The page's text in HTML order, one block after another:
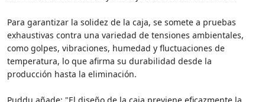
Para garantizar la solidez de la caja, se somete a pruebas
exhaustivas contra una variedad de tensiones ambientales,
como golpes, vibraciones, humedad y fluctuaciones de
temperatura, lo que afirma su durabilidad desde la
producción hasta la eliminación.